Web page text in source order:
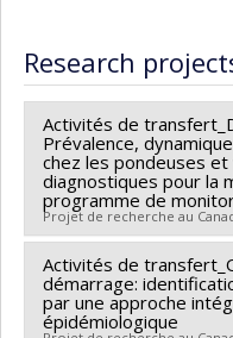
Master's
Grade :M. Sc.
Research
Activités de
Prévalence,
chez les pondeuses
diagnostiques pour la
programme de
Projet de recherche au
Lead researcher :
Co-researchers : José
Funding sources:
Activités de
démarrage:
par une approche
épidémiologique